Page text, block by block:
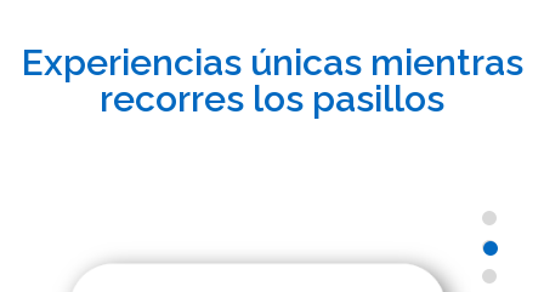
Experiencias únicas mientras
recorres los pasillos